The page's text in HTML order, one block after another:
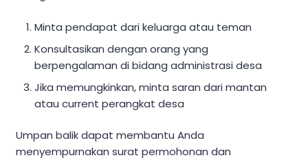
Minta pendapat dari keluarga atau teman
Konsultasikan dengan orang yang
berpengalaman di bidang administrasi desa
Jika memungkinkan, minta saran dari mantan
atau current perangkat desa
Umpan balik dapat membantu Anda
menyempurnakan surat permohonan dan